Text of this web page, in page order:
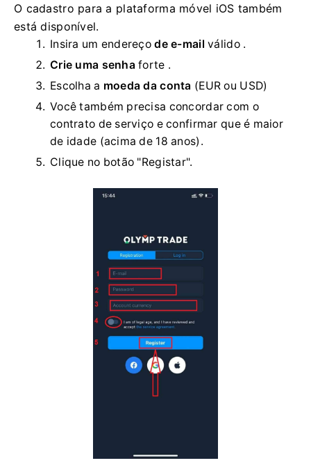
O cadastro para a plataforma móvel iOS também
está disponível.
Insira um endereçode e-mail válido .
Crie uma senha forte .
Escolha a moeda da conta (EUR ou USD)
Você também precisa concordar com o
contrato de serviço e confirmar que é maior
de idade (acima de 18 anos).
Clique no botão "Registar".